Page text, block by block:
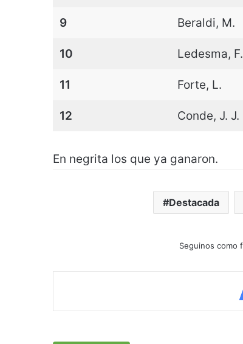
9 Beraldi, M.
10 Ledesma, F.
11 Forte, L.
12 Conde, J. J.
En negrita los que ya ganaron.
Destacada
Seguinos como